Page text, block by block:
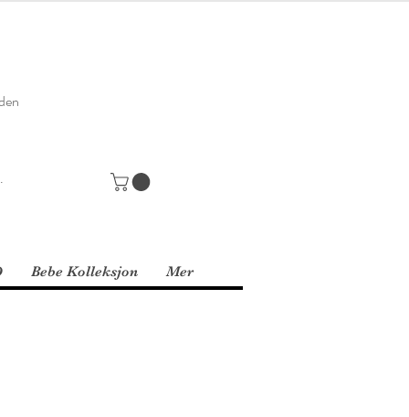
Bebe Kolleksjon Mer